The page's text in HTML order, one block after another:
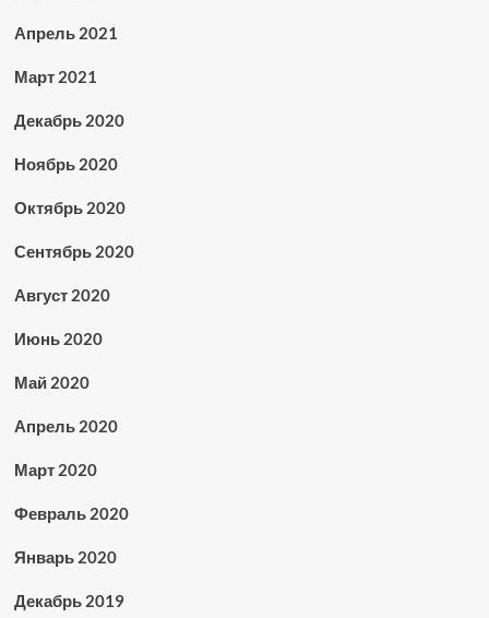
Апрель 2021
Март 2021
Декабрь 2020
Ноябрь 2020
Октябрь 2020
Сентябрь 2020
Август 2020
Июнь 2020
Май 2020
Апрель 2020
Март 2020
Февраль 2020
Январь 2020
Декабрь 2019